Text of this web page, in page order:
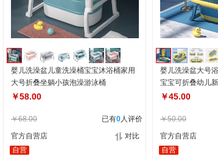
婴儿洗澡盆儿童洗澡桶宝宝沐浴桶家用
大号折叠坐躺小孩泡澡游泳桶
￥58.00
￥68.00 已有0人评价
官方自营店
对比
自营
婴儿洗澡盆大号
宝宝可折叠幼儿
￥45.00
￥50.00
官方自营店
自营